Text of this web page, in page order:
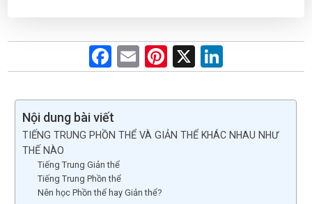
F
a
ce
o
o
k
E
m
ail
Pi
nt
er
es
t
X
n
ke
n
Nội dung bài viết
TIẾNG TRUNG PHỒN THỂ VÀ GIẢN THỂ KHÁC NHAU NHƯ
THẾ NÀO
Tiếng Trung Giản thể
Tiếng Trung Phồn thể
Nên học Phồn thể hay Giản thể?